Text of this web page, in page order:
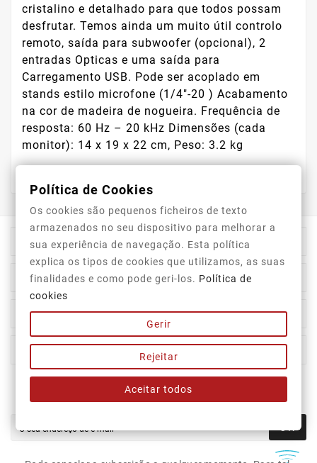
cristalino e detalhado para que todos possam
desfrutar. Temos ainda um muito útil controlo
remoto, saída para subwoofer (opcional), 2
entradas Opticas e uma saída para
Carregamento USB. Pode ser acoplado em
stands estilo microfone (1/4"-20 ) Acabamento
na cor de madeira de nogueira. Frequência de
resposta: 60 Hz – 20 kHz Dimensões (cada
monitor): 14 x 19 x 22 cm, Peso: 3.2 kg
Informação Da Loja
Top Categorias
A Nossa Empresa 
A Sua Conta 
Newsletter
OK
Política de Cookies
Os cookies são pequenos ficheiros de texto
armazenados no seu dispositivo para melhorar a
sua experiência de navegação. Esta política
explica os tipos de cookies que utilizamos, as suas
finalidades e como pode geri-los. Política de
cookies
Gerir
Rejeitar
Aceitar todos